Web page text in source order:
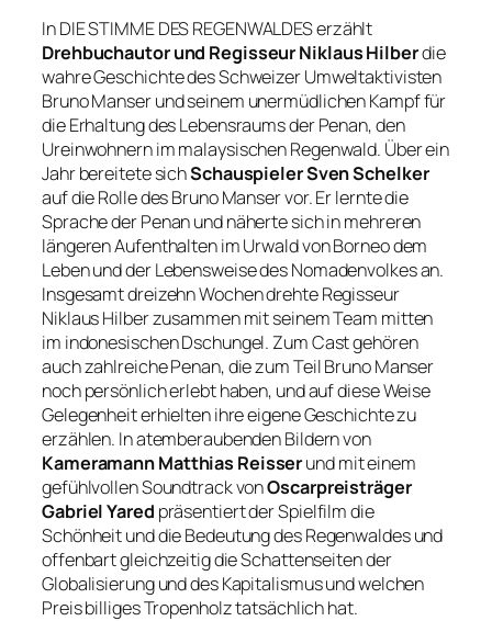
In DIE STIMME DES REGENWALDES erzählt
Drehbuchautor und Regisseur Niklaus Hilberdie
wahre Geschichte des Schweizer Umweltaktivisten
Bruno Manser und seinem unermüdlichen Kampf für
die Erhaltung des Lebensraums der Penan, den
Ureinwohnern im malaysischen Regenwald. Über ein
Jahr bereitete sichSchauspieler Sven Schelker
auf die Rolle des Bruno Manser vor. Er lernte die
Sprache der Penan und näherte sich in mehreren
längeren Aufenthalten im Urwald von Borneo dem
Leben und der Lebensweise des Nomadenvolkes an.
Insgesamt dreizehn Wochen drehte Regisseur
Niklaus Hilber zusammen mit seinem Team mitten
im indonesischen Dschungel. Zum Cast gehören
auch zahlreiche Penan, die zum Teil Bruno Manser
noch persönlich erlebt haben, und auf diese Weise
Gelegenheit erhielten ihre eigene Geschichte zu
erzählen. In atemberaubenden Bildern von
Kameramann Matthias Reisserund mit einem
gefühlvollen Soundtrack vonOscarpreisträger
Gabriel Yared präsentiert der Spielfilm die
Schönheit und die Bedeutung des Regenwaldes und
offenbart gleichzeitig die Schattenseiten der
Globalisierung und des Kapitalismus und welchen
Preis billiges Tropenholz tatsächlich hat.